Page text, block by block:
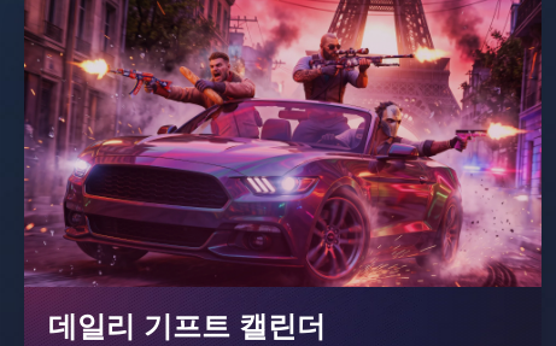
데일리 기프트 캘린더